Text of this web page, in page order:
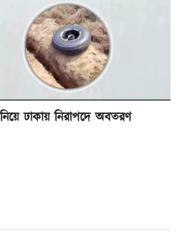
ঢাকায় নিরাপদে অবতরণ